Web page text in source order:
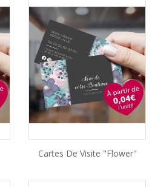
Cartes De Visite "Flower"